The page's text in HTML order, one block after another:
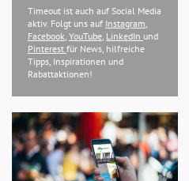
Timeout ist auch auf Social Media
aktiv. Folgt uns auf Instagram
Facebook YouTube LinkedIn und
Pinterest für News, hilfreiche
Tipps, Inspirationen und
Rabattaktionen!